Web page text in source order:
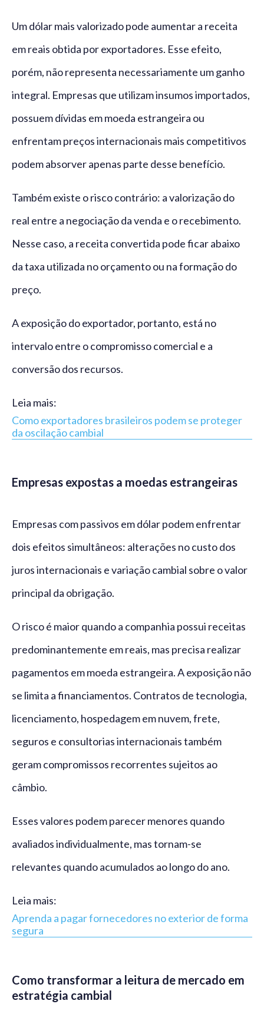
Um dólar mais valorizado pode aumentar a receita
em reais obtida por exportadores. Esse efeito,
porém, não representa necessariamente um ganho
integral. Empresas que utilizam insumos importados,
possuem dívidas em moeda estrangeira ou
enfrentam preços internacionais mais competitivos
podem absorver apenas parte desse benefício.
Também existe o risco contrário: a valorização do
real entre a negociação da venda e o recebimento.
Nesse caso, a receita convertida pode ficar abaixo
da taxa utilizada no orçamento ou na formação do
preço.
A exposição do exportador, portanto, está no
intervalo entre o compromisso comercial e a
conversão dos recursos.
Leia mais:
Como exportadores brasileiros podem se proteger
da oscilação cambial
Empresas expostas a moedas estrangeiras
Empresas com passivos em dólar podem enfrentar
dois efeitos simultâneos: alterações no custo dos
juros internacionais e variação cambial sobre o valor
principal da obrigação.
O risco é maior quando a companhia possui receitas
predominantemente em reais, mas precisa realizar
pagamentos em moeda estrangeira. A exposição não
se limita a financiamentos. Contratos de tecnologia,
licenciamento, hospedagem em nuvem, frete,
seguros e consultorias internacionais também
geram compromissos recorrentes sujeitos ao
câmbio.
Esses valores podem parecer menores quando
avaliados individualmente, mas tornam-se
relevantes quando acumulados ao longo do ano.
Leia mais:
Aprenda a pagar fornecedores no exterior de forma
segura
Como transformar a leitura de mercado em
estratégia cambial